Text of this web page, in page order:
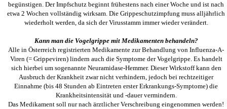
begünstigen. Der Impfschutz beginnt frühestens nach einer Woche und ist nach
etwa 2 Wochen vollständig wirksam. Die Grippeschutzimpfung muss alljährlich
wiederholt werden, da sich der Virusstamm immer wieder verändert.
Kann man die Vogelgrippe mit Medikamenten behandeln?
Alle in Österreich registrierten Medikamente zur Behandlung von Influenza-A-
Viren (= Grippeviren) lindern auch die Symptome der Vogelgrippe. Es handelt
sich hierbei um sogenannte Neuramidase-Hemmer. Dieser Wirkstoff kann den
Ausbruch der Krankheit zwar nicht verhindern, jedoch bei rechtzeitiger
Einnahme (bis 48 Stunden ab Eintreten erster Erkrankungs-Symptome) die
Krankheitsintensität und -dauer vermindern.
Das Medikament soll nur nach ärztlicher Verschreibung eingenommen werden!